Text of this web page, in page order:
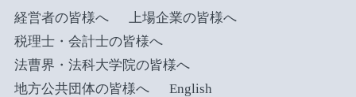
経営者の皆様へ
上場企業の皆様へ
税理士・会計士の皆様へ
法曹界・法科大学院の皆様へ
地方公共団体の皆様へ
English